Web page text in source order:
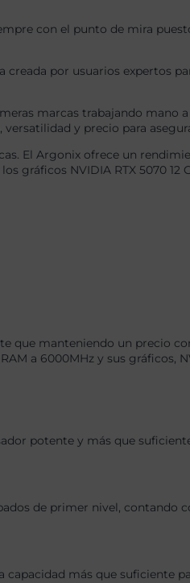
con el punto de mira
creada por usuarios expertos
marcas trabajando mano
y precio para
El Argonix ofrece un
gráficos NVIDIA RTX 5070 12
que manteniendo un precio
a 6000MHz y sus gráficos,
potente y más que
de primer nivel, contando
capacidad más que